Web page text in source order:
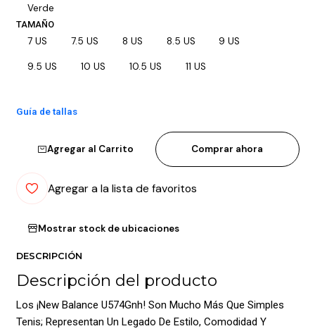
Verde
TAMAÑO
7 US 7.5 US 8 US 8.5 US 9 US
9.5 US 10 US 10.5 US 11 US
Guía de tallas
Agregar al Carrito Comprar ahora
Agregar a la lista de favoritos
Mostrar stock de ubicaciones
DESCRIPCIÓN
Descripción del producto
Los ¡New Balance U574Gnh! Son Mucho Más Que Simples
Tenis; Representan Un Legado De Estilo, Comodidad Y